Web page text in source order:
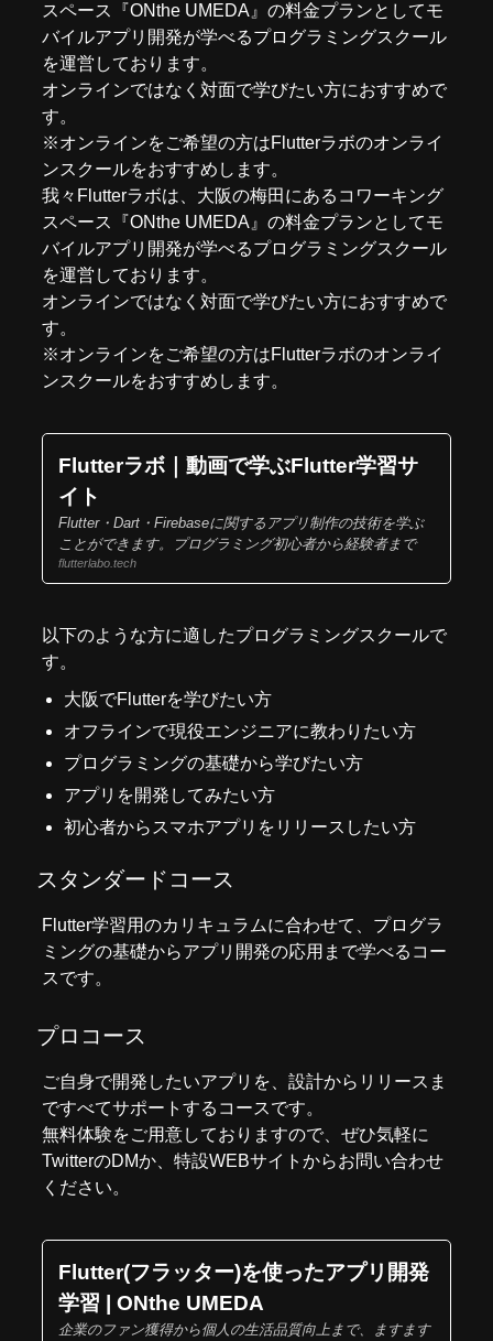
スペース『ONthe UMEDA 』の料金プランとしてモ
バイルアプリ開発が学べるプログラミングスクール
を運営しております。
オンラインではなく対面で学びたい方におすすめで
す。
※オンラインをご希望の方はFlutterラボのオンライ
ンスクールをおすすめします。
我々 Flutterラボは、大阪の梅田にあるコワーキング
スペース『ONthe UMEDA 』の料金プランとしてモ
バイルアプリ開発が学べるプログラミングスクール
を運営しております。
オンラインではなく対面で学びたい方におすすめで
す。
※オンラインをご希望の方はFlutterラボのオンライ
ンスクールをおすすめします。
Flutterラボ｜動画で学ぶFlutter学習サ
イト
Flutter・Dart・Firebaseに関するアプリ制作の技術を学ぶ
ことができます。プログラミング初心者から経験者まで
flutterlabo.tech
以下のような方に適したプログラミングスクールで
す。
大阪でFlutterを学びたい方
オフラインで現役エンジニアに教わりたい方
プログラミングの基礎から学びたい方
アプリを開発してみたい方
初心者からスマホアプリをリリースしたい方
スタンダードコース
Flutter学習用のカリキュラムに合わせて、プログラ
ミングの基礎からアプリ開発の応用まで学べるコー
スです。
プロコース
ご自身で開発したいアプリを、設計からリリースま
ですべてサポートするコースです。
無料体験をご用意しておりますので、ぜひ気軽に
TwitterのDMか、 特設WEBサイト からお問い合わせ
ください。
Flutter(フラッター)を使ったアプリ開発
学習 | ONthe UMEDA
企業のファン獲得から個人の生活品質向上まで、ますます